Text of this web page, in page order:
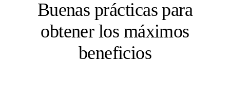
Buenas prácticas para
obtener los máximos
beneficios